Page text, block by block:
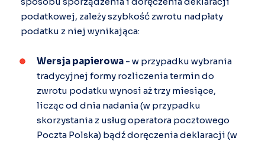
podatkowej, zależy szybkość zwrotu nadpłaty
podatku z niej wynikająca:
Wersja papierowa - w przypadku wybrania
tradycyjnej formy rozliczenia termin do
zwrotu podatku wynosi aż trzy miesiące,
licząc od dnia nadania (w przypadku
skorzystania z usług operatora pocztowego
Poczta Polska) bądź doręczenia deklaracji (w